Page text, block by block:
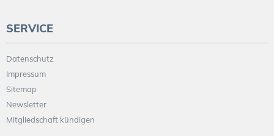
SERVICE
Datenschutz
Impressum
Sitemap
Newsletter
Mitgliedschaft kündigen